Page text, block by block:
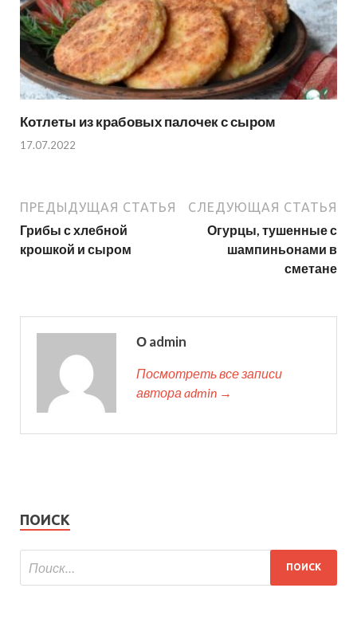
Котлеты из крабовых палочек с сыром
17.07.2022
ПРЕДЫДУЩАЯ СТАТЬЯ
Грибы с хлебной
крошкой и сыром
СЛЕДУЮЩАЯ СТАТЬЯ
Огурцы, тушенные с
шампиньонами в
сметане
О admin
Посмотреть все записи
автора admin →
ПОИСК